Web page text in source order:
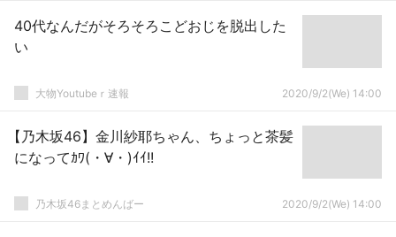
40代なんだがそろそろこどおじを脱出した
い
大物Youtubeｒ速報 2020/9/2(We) 14:00
【乃木坂46】金川紗耶ちゃん、ちょっと茶髪
になってｶﾜ(・∀・)ｲｲ!!
乃木坂46まとめんばー 2020/9/2(We) 14:00